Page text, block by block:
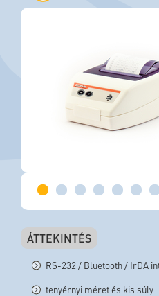
ÁTTEKINTÉS
RS-232 / Bluetooth / IrDA
tenyérnyi méret és kis súly